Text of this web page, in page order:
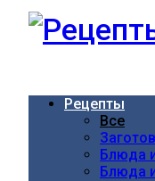
Рецепты
Все
Блюда
Блюда